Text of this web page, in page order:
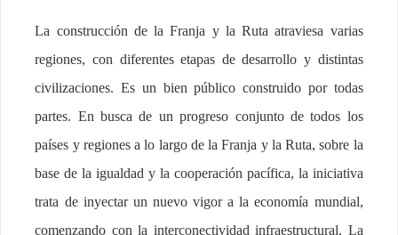
La construcción de la Franja y la Ruta atraviesa varias
regiones, con diferentes etapas de desarrollo y distintas
civilizaciones. Es un bien público construido por todas
partes. En busca de un progreso conjunto de todos los
países y regiones a lo largo de la Franja y la Ruta, sobre la
base de la igualdad y la cooperación pacífica, la iniciativa
trata de inyectar un nuevo vigor a la economía mundial,
comenzando con la interconectividad infraestructural. La